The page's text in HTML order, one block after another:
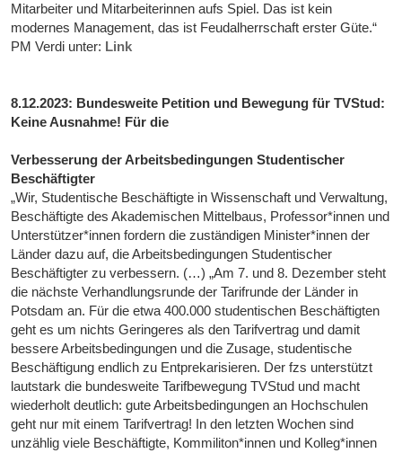
Mitarbeiter und Mitarbeiterinnen aufs Spiel. Das ist kein
modernes Management, das ist Feudalherrschaft erster Güte.“
PM Verdi unter: Link
8.12.2023: Bundesweite Petition und Bewegung für TVStud:
Keine Ausnahme! Für die
Verbesserung der Arbeitsbedingungen Studentischer
Beschäftigter
„Wir, Studentische Beschäftigte in Wissenschaft und Verwaltung,
Beschäftigte des Akademischen Mittelbaus, Professor*innen und
Unterstützer*innen fordern die zuständigen Minister*innen der
Länder dazu auf, die Arbeitsbedingungen Studentischer
Beschäftigter zu verbessern. (…) „Am 7. und 8. Dezember steht
die nächste Verhandlungsrunde der Tarifrunde der Länder in
Potsdam an. Für die etwa 400.000 studentischen Beschäftigten
geht es um nichts Geringeres als den Tarifvertrag und damit
bessere Arbeitsbedingungen und die Zusage, studentische
Beschäftigung endlich zu Entprekarisieren. Der fzs unterstützt
lautstark die bundesweite Tarifbewegung TVStud und macht
wiederholt deutlich: gute Arbeitsbedingungen an Hochschulen
geht nur mit einem Tarifvertrag! In den letzten Wochen sind
unzählig viele Beschäftigte, Kommiliton*innen und Kolleg*innen